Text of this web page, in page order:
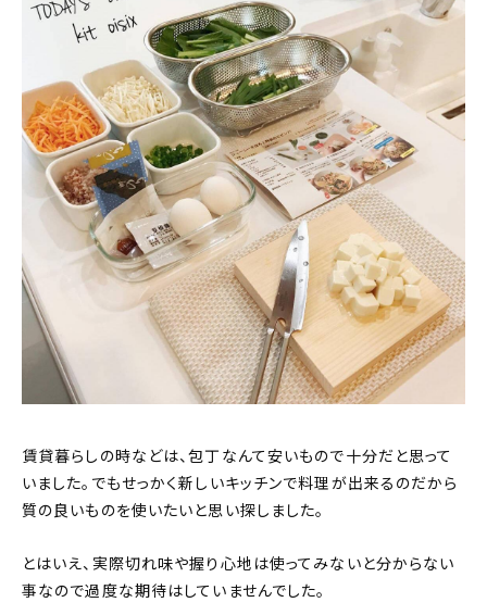
賃貸暮らしの時などは、包丁なんて安いもので十分だと思って
いました。でもせっかく新しいキッチンで料理が出来るのだから
質の良いものを使いたいと思い探しました。
とはいえ、実際切れ味や握り心地は使ってみないと分からない
事なので過度な期待はしていませんでした。